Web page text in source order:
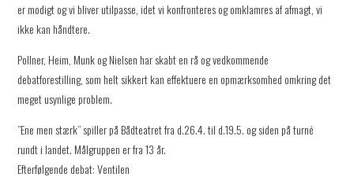
er modigt og vi bliver utilpasse, idet vi konfronteres og omklamres af afmagt, vi
ikke kan håndtere.
Pollner, Heim, Munk og Nielsen har skabt en rå og vedkommende
debatforestilling, som helt sikkert kan effektuere en opmærksomhed omkring det
meget usynlige problem.
”Ene men stærk” spiller på Bådteatret fra d.26.4. til d.19.5. og siden på turné
rundt i landet. Målgruppen er fra 13 år.
Efterfølgende debat: Ventilen